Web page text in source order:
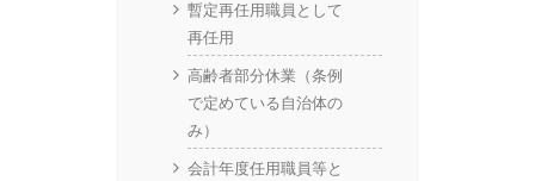
暫定再任用職員として
再任用
高齢者部分休業（条例
で定めている自治体の
み）
会計年度任用職員等と